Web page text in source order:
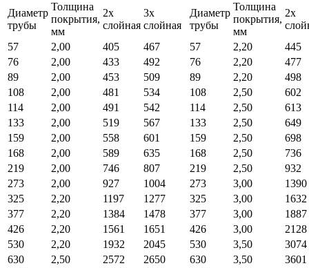
Диаметр
трубы
Толщина
покрытия,
мм
2х
слойная
3х
слойная
Диаметр
трубы
Толщина
покрытия,
мм
2х
57
2,00 405 467 57 2,20
445
76
2,00 433 492 76 2,20
477
89
2,00 453 509 89 2,20
498
108
2,00 481 534 108 2,50
602
114
2,00 491 542 114 2,50
613
133
2,00 519 567 133 2,50
649
159
2,00 558 601 159 2,50
698
168
2,00 589 635 168 2,50
736
219
2,00 746 807 219 2,50
932
273
2,00 927 1004 273 3,00
1390
325
2,20 1197 1277 325 3,00
1632
377
2,20 1384 1478 377 3,00
1887
426
2,20 1561 1651 426 3,00
2128
530
2,20 1932 2045 530 3,50
3074
630
2,50 2572 2650 630 3,50
3601